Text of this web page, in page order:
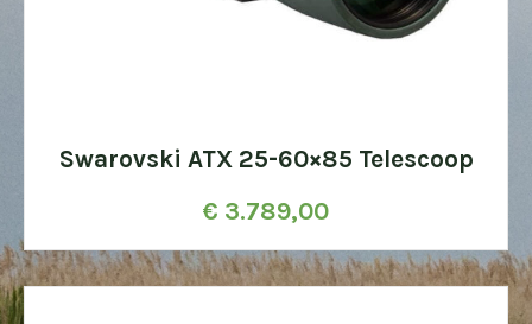
Swarovski ATX 25-60×85 Telescoop
€ 3.789,00